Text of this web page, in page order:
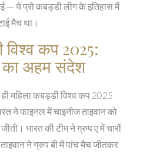
— ये प्रो कबड्डी लीग के इतिहास में
मैच था।
विश्व कप 2025:
का अहम संदेश
महिला कबड्डी विश्व कप 2025
ने फाइनल मेंचाइनीज ताइवानको
भारत की टीम ने ग्रुप ए में चारों
ने ग्रुप बी में पांच मैच जीतकर